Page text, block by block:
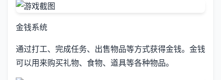
金钱系统
通过打工、完成任务、出售物品等方式获得金钱。金钱
可以用来购买礼物、食物、道具等各种物品。